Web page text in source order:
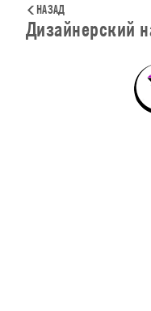
НАЗАД
Дизайнерский